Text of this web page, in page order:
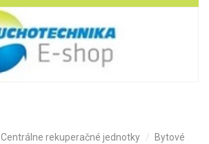
Centrálne rekuperačné jednotky
Bytové